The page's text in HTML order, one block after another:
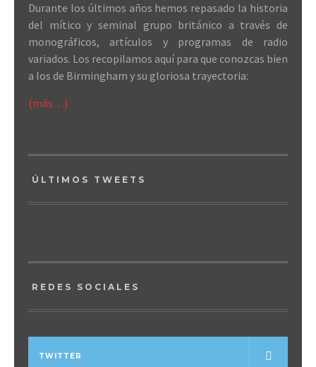
Durante los últimos años hemos repasado la historia
del mítico y seminal grupo británico a través de
monográficos, artículos y programas de radio
variados. Los recopilamos aquí para que conozcas bien
a los de Birmingham y su gloriosa trayectoria:
(más…)
ÚLTIMOS TWEETS
REDES SOCIALES
TWITTER